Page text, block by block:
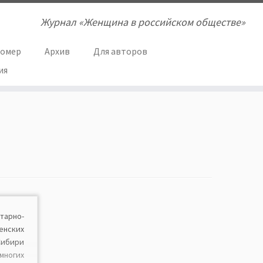
Журнал «Женщина в российском обществе»
Архив
Для авторов